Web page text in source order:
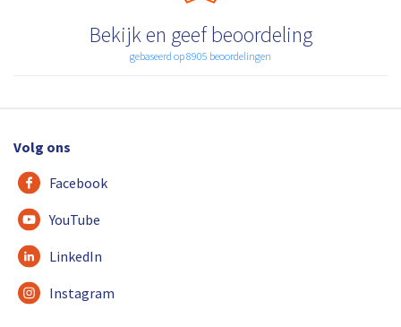
Bekijk en geef beoordeling
gebaseerd op 8905 beoordelingen
Volg ons
Facebook
YouTube
LinkedIn
Instagram